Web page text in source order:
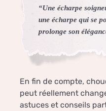
“Une écharpe
une écharpe qui se
prolonge son
En fin de compte,
peut réellement
astuces et conseils